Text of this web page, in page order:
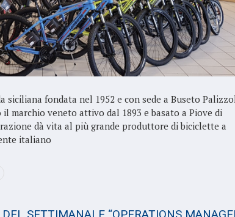
siciliana fondata nel 1952 e con sede a Buseto
il marchio veneto attivo dal 1893 e basato a Piove di
dà vita al più grande produttore di biciclette a
italiano